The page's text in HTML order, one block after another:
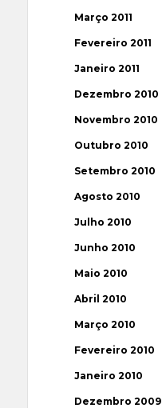
Março 2011
Fevereiro 2011
Janeiro 2011
Dezembro 2010
Novembro 2010
Outubro 2010
Setembro 2010
Agosto 2010
Julho 2010
Junho 2010
Maio 2010
Abril 2010
Março 2010
Fevereiro 2010
Janeiro 2010
Dezembro 2009